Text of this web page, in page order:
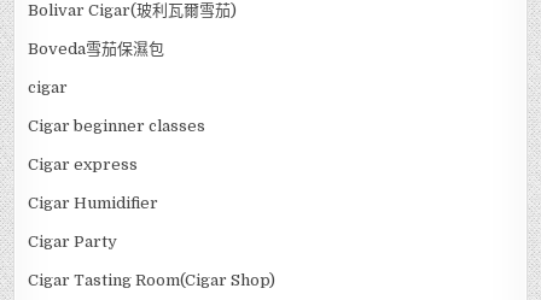
Bolivar Cigar(玻利瓦爾雪茄)
Boveda雪茄保濕包
cigar
Cigar beginner classes
Cigar express
Cigar Humidifier
Cigar Party
Cigar Tasting Room(Cigar Shop)